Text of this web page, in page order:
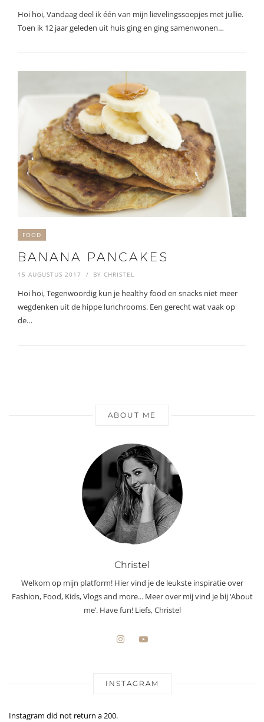
Hoi hoi, Vandaag deel ik één van mijn lievelingssoepjes met jullie.
Toen ik 12 jaar geleden uit huis ging en ging samenwonen…
FOOD
BANANA PANCAKES
15 AUGUSTUS 2017 BY CHRISTEL
Hoi hoi, Tegenwoordig kun je healthy food en snacks niet meer
wegdenken uit de hippe lunchrooms. Een gerecht wat vaak op
de…
ABOUT ME
Christel
Welkom op mijn platform! Hier vind je de leukste inspiratie over
Fashion, Food, Kids, Vlogs and more... Meer over mij vind je bij ‘About
me’. Have fun! Liefs, Christel
INSTAGRAM
Instagram did not return a 200.